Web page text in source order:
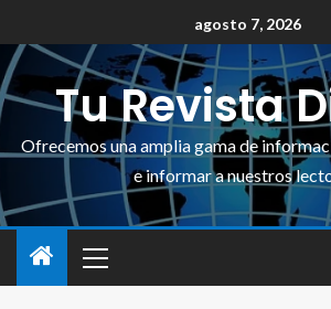
agosto 7, 2026
Tu Revista
Ofrecemos una amplia gama de
e informar a nuestros